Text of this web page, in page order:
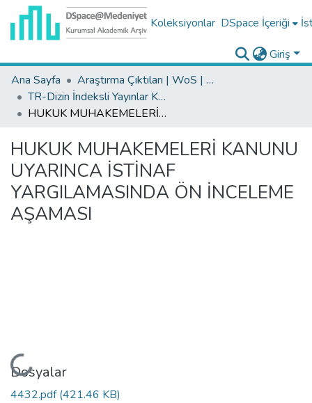
Koleksiyonlar DSpace İçeriği
Giriş
Ana Sayfa
Araştırma Çıktıları | WoS | Scopus | TR-Dizin | PubMed
TR-Dizin İndeksli Yayınlar Koleksiyonu
HUKUK MUHAKEMELERİ KANUNU UYARINCA İSTİNAF YARGILAMASINDA ÖN İNCELEME AŞAMASI
HUKUK MUHAKEMELERİ KANUNU
UYARINCA İSTİNAF
YARGILAMASINDA ÖN İNCELEME
AŞAMASI
Yükleniyor...
Dosyalar
4432.pdf(421.46 KB)